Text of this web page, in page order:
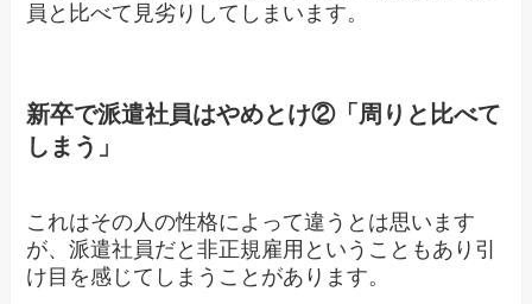
員と比べて見劣りしてしまいます。
新卒で派遣社員はやめとけ②「周りと比べて
しまう」
これはその人の性格によって違うとは思います
が、派遣社員だと非正規雇用ということもあり引
け目を感じてしまうことがあります。